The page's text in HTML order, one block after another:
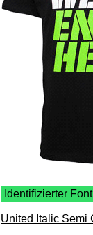
Identifizierter Font
United Italic Semi